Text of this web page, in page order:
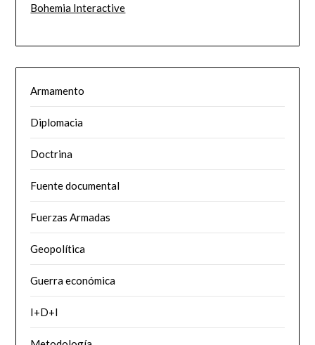
Bohemia Interactive
Armamento
Diplomacia
Doctrina
Fuente documental
Fuerzas Armadas
Geopolítica
Guerra económica
I+D+I